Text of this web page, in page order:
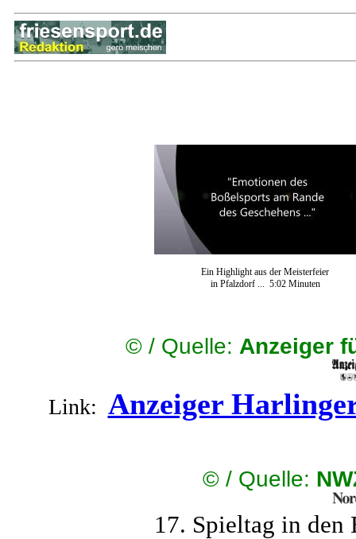
Ein Highlight aus der Meisterfeier
in Pfalzdorf ... 5:02 Minuten
©/ Quelle: Anzeiger
Link: Anzeiger
©/ Quelle:
17. Spieltag in